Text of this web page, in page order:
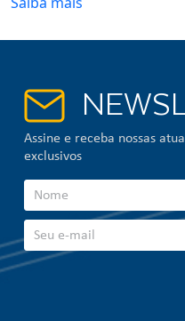
Assine e receba nossas
exclusivos